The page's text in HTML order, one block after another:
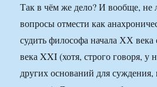
Так в чём же дело? И вообще, не
вопросы отмести как
судить философа начала ХХ века
века XXI (хотя, строго говоря, у
других оснований для